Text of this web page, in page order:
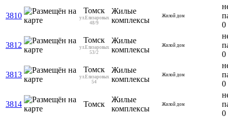
3810
Томск
ул.Елизаровых
48/9
Жилые
комплексы
Жилой дом
0
3812
Томск
ул.Елизаровых
53/2
Жилые
комплексы
Жилой дом
0
3813
Томск
ул.Елизаровых
54
Жилые
комплексы
Жилой дом
0
3814 Томск
Жилые
комплексы
Жилой дом
0